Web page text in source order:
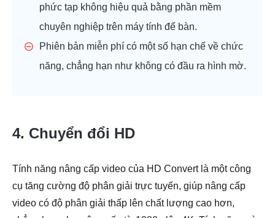
phức tạp không hiệu quả bằng phần mềm
chuyên nghiệp trên máy tính để bàn.
Phiên bản miễn phí có một số hạn chế về chức
năng, chẳng hạn như không có đầu ra hình mờ.
4. Chuyển đổi HD
Tính năng nâng cấp video của HD Convert là một công
cụ tăng cường độ phân giải trực tuyến, giúp nâng cấp
video có độ phân giải thấp lên chất lượng cao hơn,